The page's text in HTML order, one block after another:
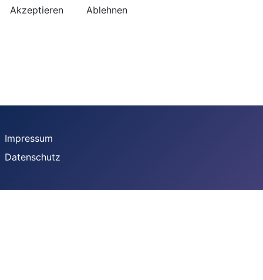
Impressum
Datenschutz
Akzeptieren Ablehnen